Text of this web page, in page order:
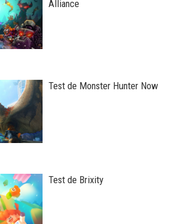
Alliance
Test de Monster Hunter Now
Test de Brixity